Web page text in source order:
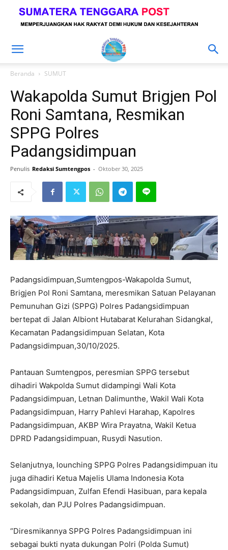
Beranda SUMUT
Wakapolda Sumut Brigjen Pol
Roni Samtana, Resmikan
SPPG Polres
Padangsidimpuan
Penulis Redaksi Sumtengpos - Oktober 30, 2025
Padangsidimpuan,Sumtengpos-Wakapolda Sumut,
Brigjen Pol Roni Samtana, meresmikan Satuan Pelayanan
Pemunuhan Gizi (SPPG) Polres Padangsidimpuan
bertepat di Jalan Albiont Hutabarat Kelurahan Sidangkal,
Kecamatan Padangsidimpuan Selatan, Kota
Padangsidimpuan,30/10/2025.
Pantauan Sumtengpos, peresmian SPPG tersebut
dihadiri Wakpolda Sumut didampingi Wali Kota
Padangsidimpuan, Letnan Dalimunthe, Wakil Wali Kota
Padangsidimpuan, Harry Pahlevi Harahap, Kapolres
Padangsidimpuan, AKBP Wira Prayatna, Wakil Ketua
DPRD Padangsidimpuan, Rusydi Nasution.
Selanjutnya, lounching SPPG Polres Padangsidimpuan itu
juga dihadiri Ketua Majelis Ulama Indonesia Kota
Padangsidimpuan, Zulfan Efendi Hasibuan, para kepala
sekolah, dan PJU Polres Padangsidimpuan.
“Diresmikannya SPPG Polres Padangsidimpuan ini
sebagai bukti nyata dukungan Polri (Polda Sumut)